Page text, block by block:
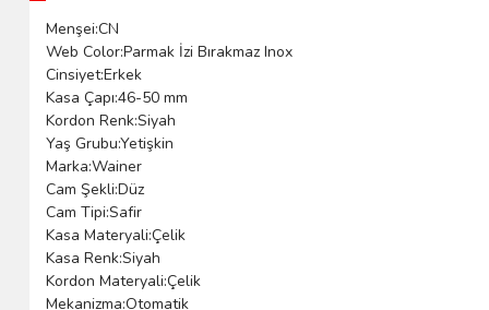
Menşei:CN
Web Color:Parmak İzi Bırakmaz Inox
Cinsiyet:Erkek
Kasa Çapı:46-50 mm
Kordon Renk:Siyah
Yaş Grubu:Yetişkin
Marka:Wainer
Cam Şekli:Düz
Cam Tipi:Safir
Kasa Materyali:Çelik
Kasa Renk:Siyah
Kordon Materyali:Çelik
Mekanizma:Otomatik